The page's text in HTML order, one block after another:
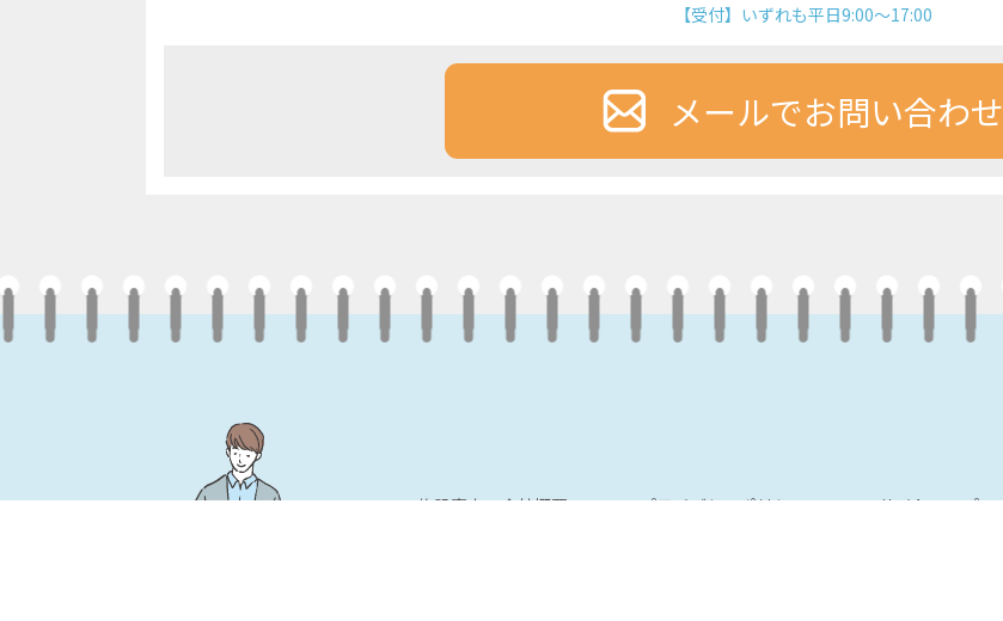
【受付】いずれも平日9:00～17:00
メールでお問い合わせ
施設案内・会社概要 プライバシーポリシー サイトマップ